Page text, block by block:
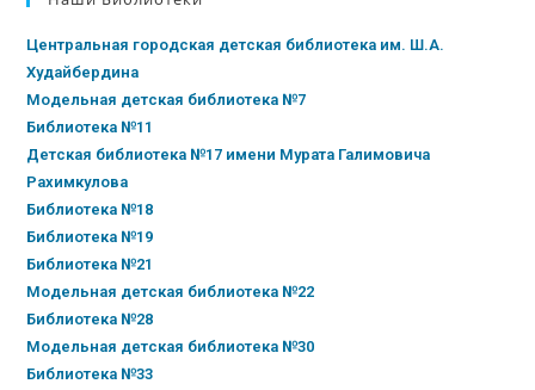
Центральная городская детская библиотека им. Ш.А.
Худайбердина
Модельная детская библиотека №7
Библиотека №11
Детская библиотека №17 имени Мурата Галимовича
Рахимкулова
Библиотека №18
Библиотека №19
Библиотека №21
Модельная детская библиотека №22
Библиотека №28
Модельная детская библиотека №30
Библиотека №33